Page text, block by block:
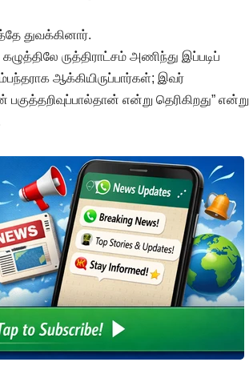
துவக்கினார்.
ருத்திராட்சம் அணிந்து இப்படிப்
ஆக்கியிருப்பார்கள்; இவர்
என்று தெரிகிறது” என்று